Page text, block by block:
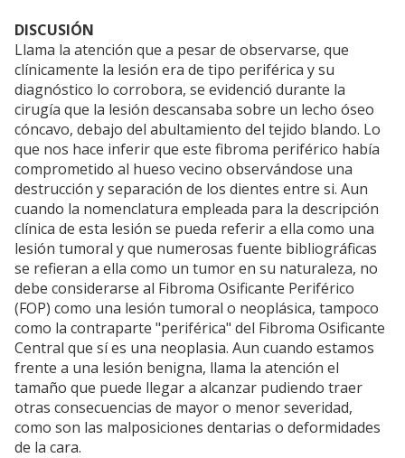
DISCUSIÓN
Llama la atención que a pesar de observarse, que
clínicamente la lesión era de tipo periférica y su
diagnóstico lo corrobora, se evidenció durante la
cirugía que la lesión descansaba sobre un lecho óseo
cóncavo, debajo del abultamiento del tejido blando. Lo
que nos hace inferir que este fibroma periférico había
comprometido al hueso vecino observándose una
destrucción y separación de los dientes entre si. Aun
cuando la nomenclatura empleada para la descripción
clínica de esta lesión se pueda referir a ella como una
lesión tumoral y que numerosas fuente bibliográficas
se refieran a ella como un tumor en su naturaleza, no
debe considerarse al Fibroma Osificante Periférico
(FOP) como una lesión tumoral o neoplásica, tampoco
como la contraparte "periférica" del Fibroma Osificante
Central que sí es una neoplasia. Aun cuando estamos
frente a una lesión benigna, llama la atención el
tamaño que puede llegar a alcanzar pudiendo traer
otras consecuencias de mayor o menor severidad,
como son las malposiciones dentarias o deformidades
de la cara.